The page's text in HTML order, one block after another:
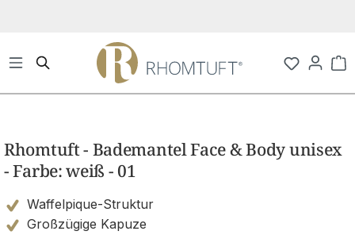
Rhomtuft - Bademantel Face & Body unisex
- Farbe: weiß - 01
Waffelpique-Struktur
Großzügige Kapuze